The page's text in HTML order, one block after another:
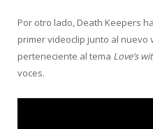
Por otro lado, Death Keepers
primer videoclip junto al nuevo
perteneciente al tema Love’s
voces.